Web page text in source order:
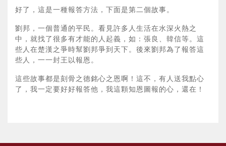
好了，這是一種報答方法，下面是第二個故事。
劉邦，一個普通的平民。看見許多人生活在水深火熱之
中，就找了很多有才能的人起義，如：張良、韓信等。這
些人在楚漢之爭時幫劉邦爭到天下。後來劉邦為了報答這
些人，一一封王以報恩。
這些故事都是刻骨之德銘心之恩啊！這不，有人送我點心
了，我一定要好好報答他，我這顆知恩圖報的心，還在！